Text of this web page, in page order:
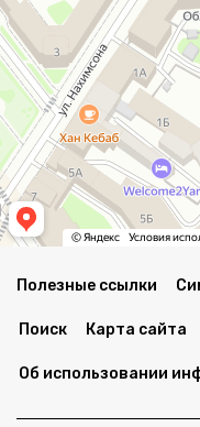
Полезные ссылки
Поиск Карта сайта
Об использовании